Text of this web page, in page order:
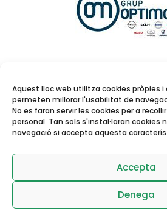
Aquest lloc web utilitza cookies pròpies i
permeten millorar l'usabilitat de
No es faran servir les cookies per a
personal. Tan sols s'instal·laran cookies
navegació si accepta aquesta
Accepta
Denega